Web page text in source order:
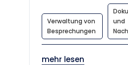
Verwaltung von
Besprechungen
und
mehr lesen